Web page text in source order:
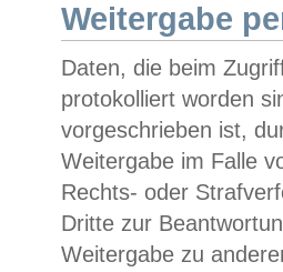
Weitergabe
Daten, die beim
protokolliert worden
vorgeschrieben ist,
Weitergabe im Falle
Rechts- oder
Dritte zur
Weitergabe zu